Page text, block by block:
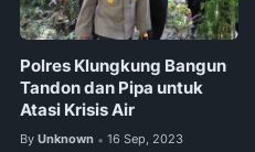
Polres Klungkung Bangun
Tandon dan Pipa untuk
Atasi Krisis Air
By Unknown • 16 Sep, 2023